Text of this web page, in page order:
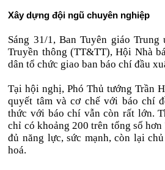
Xây dựng đội ngũ chuyên nghiệp
Sáng 31/1, Ban Tuyên giáo
Truyền thông (TT&TT), Hội Nhà
dân tổ chức giao ban báo chí đầu
Tại hội nghị, Phó Thủ tướng Trần
quyết tâm và cơ chế với báo chí
thức với báo chí vẫn còn rất lớn.
chỉ có khoảng 200 trên tổng số
đủ năng lực, sức mạnh, còn lại
hoá.